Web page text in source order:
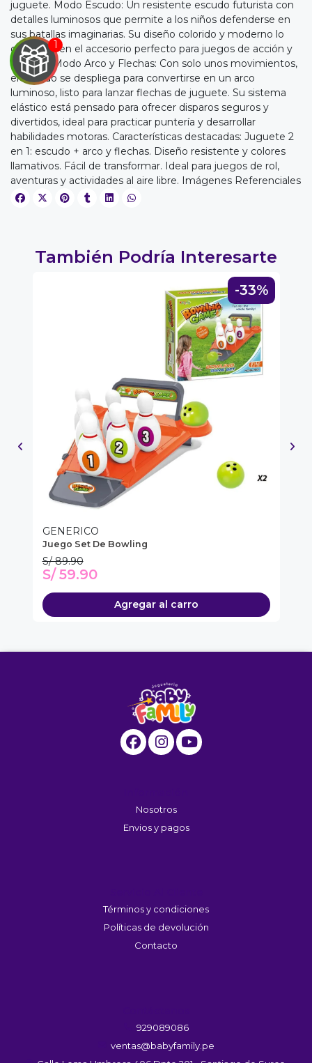
correo y
juguete. Modo Escudo: Un resistente escudo futurista con
detalles luminosos que permite a los niños defenderse en
sus batallas imaginarias. Su diseño colorido y moderno lo
convierte en el accesorio perfecto para juegos de acción y
fantasía. Modo Arco y Flechas: Con solo unos movimientos,
el escudo se despliega para convertirse en un arco
luminoso, listo para lanzar flechas de juguete. Su sistema
elástico está pensado para ofrecer disparos seguros y
divertidos, ideal para practicar puntería y desarrollar
habilidades motoras. Características destacadas: Juguete 2
en 1: escudo + arco y flechas. Diseño resistente y colores
llamativos. Fácil de transformar. Ideal para juegos de rol,
aventuras y actividades al aire libre. Imágenes Referenciales
También Podría Interesarte
-33%
GENERICO
Juego Set De Bowling
S/ 89.90
S/ 59.90
Agregar al carro
Nosotros
Envios y pagos
Términos y condiciones
Políticas de devolución
Contacto
929089086
ventas@babyfamily.pe